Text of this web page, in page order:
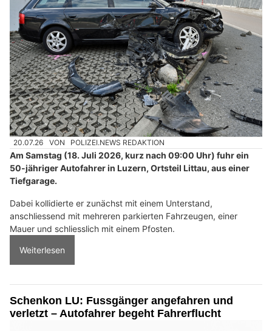
20.07.26 VON POLIZEI.NEWS REDAKTION
Am Samstag (18. Juli 2026, kurz nach 09:00 Uhr) fuhr ein
50-jähriger Autofahrer in Luzern, Ortsteil Littau, aus einer
Tiefgarage.
Dabei kollidierte er zunächst mit einem Unterstand,
anschliessend mit mehreren parkierten Fahrzeugen, einer
Mauer und schliesslich mit einem Pfosten.
Weiterlesen
Schenkon LU: Fussgänger angefahren und
verletzt – Autofahrer begeht Fahrerflucht